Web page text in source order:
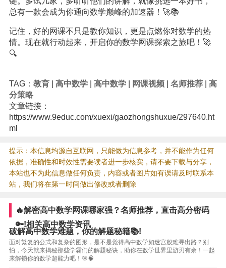
总有一款会成为你通向数学巅峰的加速器！🚀📚
记住，好的网课不只是教你知识，更是点燃你对数学的热
情。现在就行动起来，开启你的数学网课探索之旅吧！🚀
🔍
TAG： 教育| 高中数学| 高中数学| 网课视频| 名师推荐| 高
分策略
文章链接：
https://www.9educ.com/xuexi/gaozhongshuxue/297640.ht
ml
提示：本信息均源自互联网，只能做为信息参考，并不能作为任何
依据，准确性和时效性需要读者进一步核实，请不要下载与分享，
本站也不为此信息做任何负责，内容或者图片如有误请及时联系本
站，我们将在第一时间做出修改或者删除
🔥解密高中数学网课哪家强？名师推荐，直击高分密码
🔑!相关高中数学资讯
破解高中数学难题，你的解题秘籍📚!
面对繁复的公式和复杂的图形，是不是觉得高中数学如迷宫般难寻出路？别
怕，今天就来揭秘那些学霸们的解题秘诀，助你在数学世界里游刃有余！一起
来解锁你的数学超能力吧！🎯🧠